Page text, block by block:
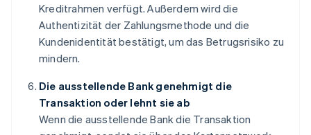
Kreditrahmen verfügt. Außerdem wird die
Authentizität der Zahlungsmethode und die
Kundenidentität bestätigt, um das Betrugsrisiko zu
mindern.
Die ausstellende Bank genehmigt die
Transaktion oder lehnt sie ab
Wenn die ausstellende Bank die Transaktion